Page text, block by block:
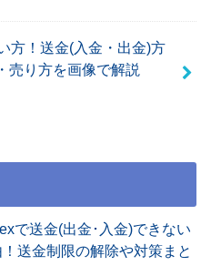
方！送金(入金・出金)方
売り方を画像で解説
で送金(出金･入金)できない
送金制限の解除や対策まと